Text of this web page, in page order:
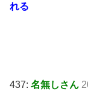
れる
437: 名無しさん